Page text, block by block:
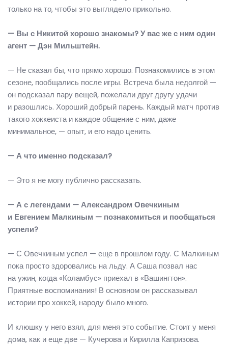
только на то, чтобы это выглядело прикольно.
— Вы с Никитой хорошо знакомы? У вас же с ним один
агент — Дэн Мильштейн.
— Не сказал бы, что прямо хорошо. Познакомились в этом
сезоне, пообщались после игры. Встреча была недолгой —
он подсказал пару вещей, пожелали друг другу удачи
и разошлись. Хороший добрый парень. Каждый матч против
такого хоккеиста и каждое общение с ним, даже
минимальное, — опыт, и его надо ценить.
— А что именно подсказал?
— Это я не могу публично рассказать.
— А с легендами — Александром Овечкиным
и Евгением Малкиным — познакомиться и пообщаться
успели?
— С Овечкиным успел — еще в прошлом году. С Малкиным
пока просто здоровались на льду. А Саша позвал нас
на ужин, когда «Коламбус» приехал в «Вашингтон».
Приятные воспоминания! В основном он рассказывал
истории про хоккей, народу было много.
И клюшку у него взял, для меня это событие. Стоит у меня
дома, как и еще две — Кучерова и Кирилла Капризова.